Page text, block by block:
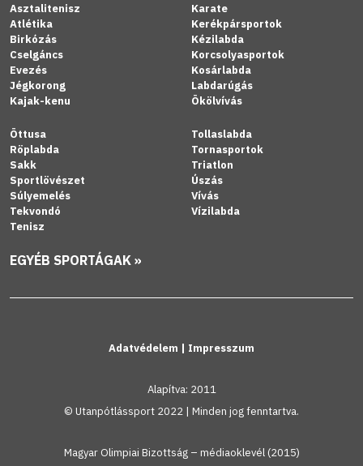
Asztalitenisz
Atlétika
Birkózás
Cselgáncs
Evezés
Jégkorong
Kajak-kenu
Karate
Kerékpársportok
Kézilabda
Korcsolyasportok
Kosárlabda
Labdarúgás
Ökölvívás
Öttusa
Röplabda
Sakk
Sportlövészet
Súlyemelés
Tekvondó
Tenisz
Tollaslabda
Tornasportok
Triatlon
Úszás
Vívás
Vízilabda
EGYÉB SPORTÁGAK »
Adatvédelem | Impresszum
Alapítva: 2011
© Utanpótlássport 2022 | Minden jog fenntartva.
Magyar Olimpiai Bizottság – médiaoklevél (2015)